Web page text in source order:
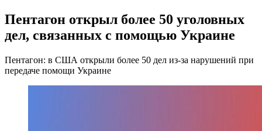
Пентагон открыл более 50 уголовных
дел, связанных с помощью Украине
Пентагон: в США открыли более 50 дел из-за нарушений при
передаче помощи Украине